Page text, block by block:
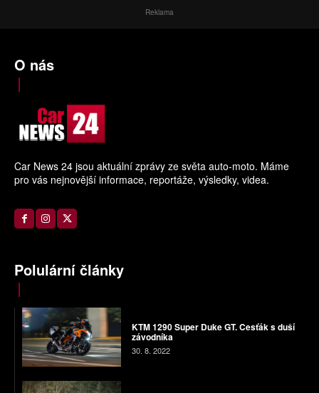
Reklama
O nás
Car News 24 jsou aktuální zprávy ze světa auto-moto. Máme
pro vás nejnovější informace, reportáže, výsledky, videa.
Polulární články
KTM 1290 Super Duke GT. Cesťák s duší
závodníka
30. 8. 2022